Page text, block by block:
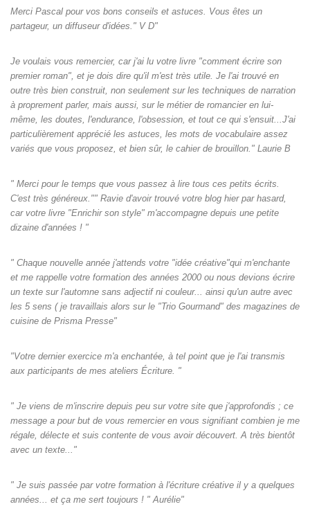
Merci Pascal pour vos bons conseils et astuces. Vous êtes un
partageur, un diffuseur d'idées." V D"
Je voulais vous remercier, car j'ai lu votre livre "comment écrire son
premier roman", et je dois dire qu'il m'est très utile. Je l'ai trouvé en
outre très bien construit, non seulement sur les techniques de narration
à proprement parler, mais aussi, sur le métier de romancier en lui-
même, les doutes, l'endurance, l'obsession, et tout ce qui s'ensuit...J'ai
particulièrement apprécié les astuces, les mots de vocabulaire assez
variés que vous proposez, et bien sûr, le cahier de brouillon." Laurie B
" Merci pour le temps que vous passez à lire tous ces petits écrits.
C'est très généreux."" Ravie d'avoir trouvé votre blog hier par hasard,
car votre livre "Enrichir son style" m'accompagne depuis une petite
dizaine d'années ! "
" Chaque nouvelle année j'attends votre "idée créative"qui m'enchante
et me rappelle votre formation des années 2000 ou nous devions écrire
un texte sur l'automne sans adjectif ni couleur... ainsi qu'un autre avec
les 5 sens ( je travaillais alors sur le "Trio Gourmand" des magazines de
cuisine de Prisma Presse"
"Votre dernier exercice m'a enchantée, à tel point que je l'ai transmis
aux participants de mes ateliers Écriture. "
" Je viens de m'inscrire depuis peu sur votre site que j'approfondis ; ce
message a pour but de vous remercier en vous signifiant combien je me
régale, délecte et suis contente de vous avoir découvert. A très bientôt
avec un texte..."
" Je suis passée par votre formation à l'écriture créative il y a quelques
années... et ça me sert toujours ! " Aurélie"